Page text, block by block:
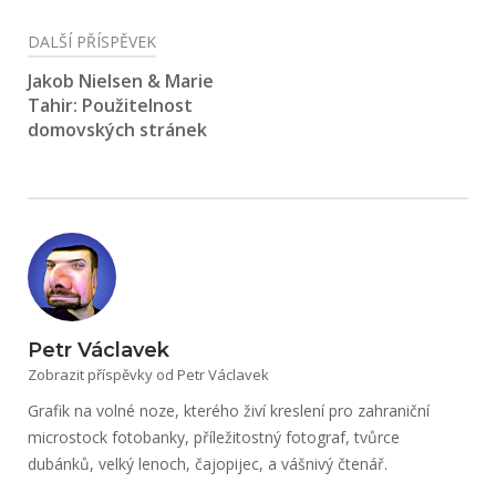
DALŠÍ PŘÍSPĚVEK
Jakob Nielsen & Marie
Tahir: Použitelnost
domovských stránek
Petr Václavek
Zobrazit příspěvky od Petr Václavek
Grafik na volné noze, kterého živí kreslení pro zahraniční
microstock fotobanky, příležitostný fotograf, tvůrce
dubánků, velký lenoch, čajopijec, a vášnivý čtenář.